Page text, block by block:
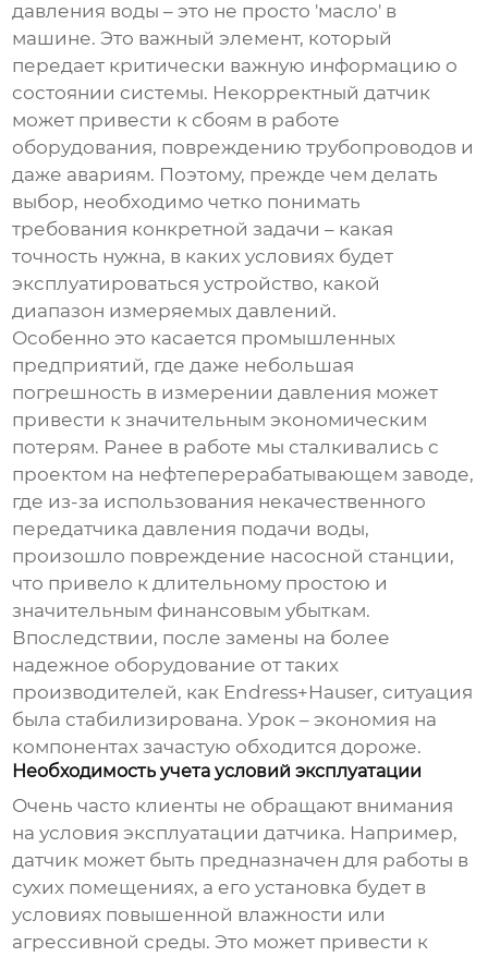
давления воды – это не просто 'масло' в
машине. Это важный элемент, который
передает критически важную информацию о
состоянии системы. Некорректный датчик
может привести к сбоям в работе
оборудования, повреждению трубопроводов и
даже авариям. Поэтому, прежде чем делать
выбор, необходимо четко понимать
требования конкретной задачи – какая
точность нужна, в каких условиях будет
эксплуатироваться устройство, какой
диапазон измеряемых давлений.
Особенно это касается промышленных
предприятий, где даже небольшая
погрешность в измерении давления может
привести к значительным экономическим
потерям. Ранее в работе мы сталкивались с
проектом на нефтеперерабатывающем заводе,
где из-за использования некачественного
передатчика давления подачи воды,
произошло повреждение насосной станции,
что привело к длительному простою и
значительным финансовым убыткам.
Впоследствии, после замены на более
надежное оборудование от таких
производителей, как Endress+Hauser, ситуация
была стабилизирована. Урок – экономия на
компонентах зачастую обходится дороже.
Необходимость учета условий эксплуатации
Очень часто клиенты не обращают внимания
на условия эксплуатации датчика. Например,
датчик может быть предназначен для работы в
сухих помещениях, а его установка будет в
условиях повышенной влажности или
агрессивной среды. Это может привести к